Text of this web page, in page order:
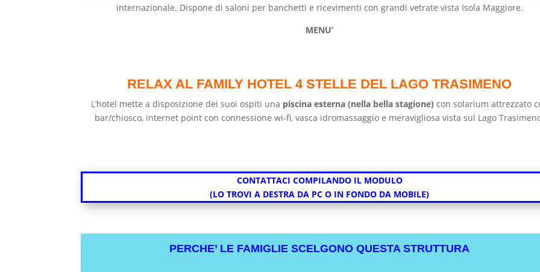
internazionale. Dispone di saloni per banchetti e ricevimenti con grandi vetrate vista Isola Maggiore.
MENU’
RELAX AL FAMILY HOTEL 4 STELLE DEL LAGO TRASIMENO
L’hotel mette a disposizione dei suoi ospiti una piscina esterna (nella bella stagione) con solarium attrezzato
bar/chiosco, internet point con connessione wi-fi, vasca idromassaggio e meravigliosa vista sul Lago
CONTATTACI COMPILANDO IL MODULO
(LO TROVI A DESTRA DA PC O IN FONDO DA MOBILE)
PERCHE’ LE FAMIGLIE SCELGONO QUESTA STRUTTURA